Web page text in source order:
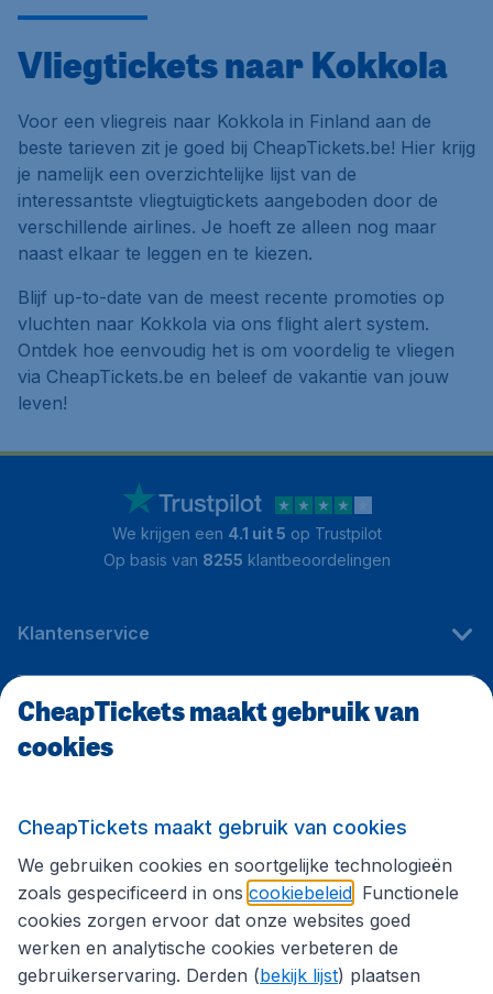
Vliegtickets naar Kokkola
Voor een vliegreis naar Kokkola in Finland aan de
beste tarieven zit je goed bij CheapTickets.be! Hier krijg
je namelijk een overzichtelijke lijst van de
interessantste vliegtuigtickets aangeboden door de
verschillende airlines. Je hoeft ze alleen nog maar
naast elkaar te leggen en te kiezen.
Blijf up-to-date van de meest recente promoties op
vluchten naar Kokkola via ons flight alert system.
Ontdek hoe eenvoudig het is om voordelig te vliegen
via CheapTickets.be en beleef de vakantie van jouw
leven!
We krijgen een 4.1 uit 5 op Trustpilot
Op basis van 8255 klantbeoordelingen
Klantenservice
CheapTickets.be
Volg CheapTickets.be
CheapTickets maakt gebruik van
cookies
CheapTickets maakt gebruik van cookies
We gebruiken cookies en soortgelijke technologieën
zoals gespecificeerd in ons cookiebeleid . Functionele
cookies zorgen ervoor dat onze websites goed
werken en analytische cookies verbeteren de
gebruikerservaring. Derden (bekijk lijst) plaatsen